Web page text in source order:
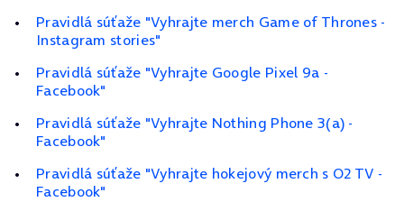
Pravidlá súťaže "Vyhrajte merch Game of Thrones -
Instagram stories"
Pravidlá súťaže "Vyhrajte Google Pixel 9a -
Facebook"
Pravidlá súťaže "Vyhrajte Nothing Phone 3(a) -
Facebook"
Pravidlá súťaže "Vyhrajte hokejový merch s O2 TV -
Facebook"